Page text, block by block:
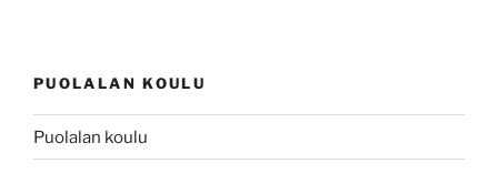
PUOLALAN KOULU
Puolalan koulu